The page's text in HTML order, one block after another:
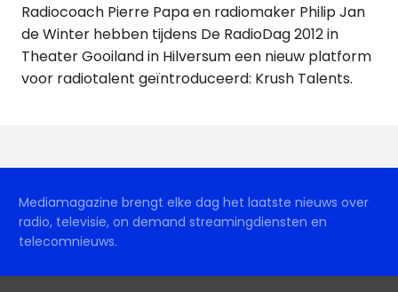
Radiocoach Pierre Papa en radiomaker Philip Jan
de Winter hebben tijdens De RadioDag 2012 in
Theater Gooiland in Hilversum een nieuw platform
voor radiotalent geïntroduceerd: Krush Talents.
Mediamagazine brengt elke dag het laatste nieuws over
radio, televisie, on demand streamingdiensten en
telecomnieuws.